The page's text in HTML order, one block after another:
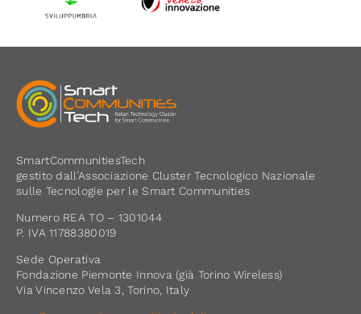
SmartCommunitiesTech
gestito dall’Associazione Cluster Tecnologico Nazionale
sulle Tecnologie per le Smart Communities
Numero REA TO – 1301044
P. IVA 11788380019
Sede Operativa
Fondazione Piemonte Innova (già Torino Wireless)
Via Vincenzo Vela 3, Torino, Italy